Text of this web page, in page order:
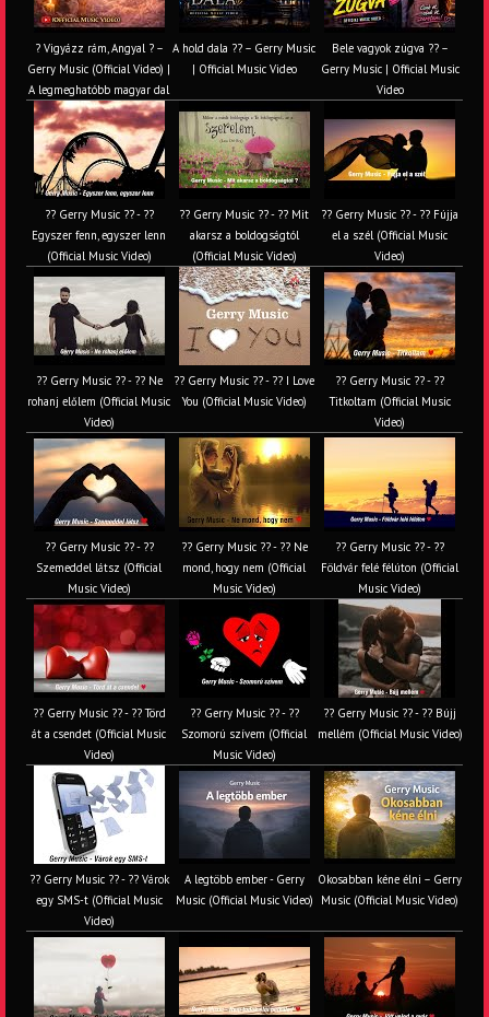
? Vigyázz rám, Angyal ? –
Gerry Music (Official Video) |
A legmeghatóbb magyar dal
A hold dala ?? – Gerry Music
| Official Music Video
Bele vagyok zúgva ?? –
Gerry Music | Official Music
Video
?? Gerry Music ?? - ??
Egyszer fenn, egyszer lenn
(Official Music Video)
?? Gerry Music ?? - ?? Mit
akarsz a boldogságtól
(Official Music Video)
?? Gerry Music ?? - ?? Fújja
el a szél (Official Music
Video)
?? Gerry Music ?? - ?? Ne
rohanj előlem (Official Music
Video)
?? Gerry Music ?? - ?? I Love
You (Official Music Video)
?? Gerry Music ?? - ??
Titkoltam (Official Music
Video)
?? Gerry Music ?? - ??
Szemeddel látsz (Official
Music Video)
?? Gerry Music ?? - ?? Ne
mond, hogy nem (Official
Music Video)
?? Gerry Music ?? - ??
Földvár felé félúton (Official
Music Video)
?? Gerry Music ?? - ?? Törd
át a csendet (Official Music
Video)
?? Gerry Music ?? - ??
Szomorú szívem (Official
Music Video)
?? Gerry Music ?? - ?? Bújj
mellém (Official Music Video)
?? Gerry Music ?? - ?? Várok
egy SMS-t (Official Music
Video)
A legtöbb ember - Gerry
Music (Official Music Video)
Okosabban kéne élni – Gerry
Music (Official Music Video)